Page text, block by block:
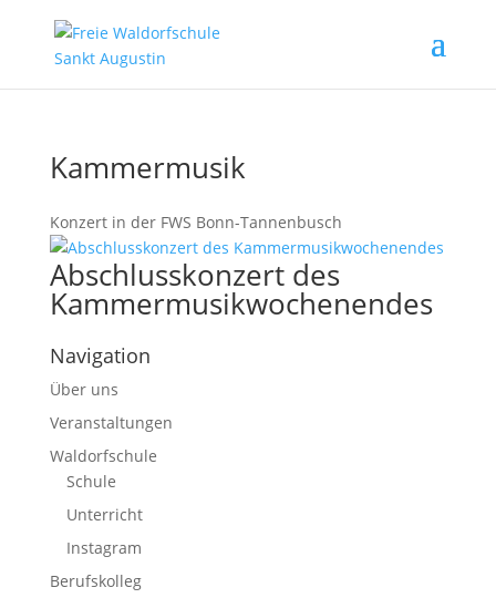
Kammermusik
Konzert in der FWS Bonn-Tannenbusch
Abschlusskonzert des
Kammermusikwochenendes
Navigation
Über uns
Veranstaltungen
Waldorfschule
Schule
Unterricht
Instagram
Berufskolleg